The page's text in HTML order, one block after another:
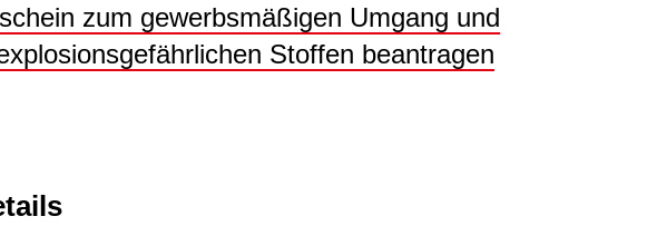
zum gewerbsmäßigen Umgang und
Stoffen beantragen